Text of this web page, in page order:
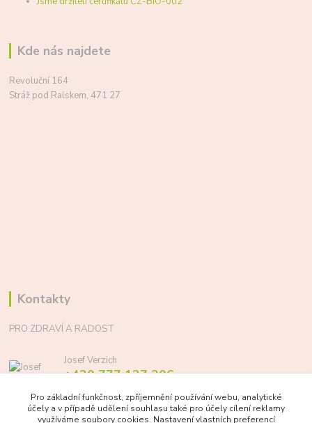
Kde nás najdete
Revoluční 164
Stráž pod Ralskem, 471 27
Kontakty
PRO ZDRAVÍ A RADOST
Josef Verzich
+420 777 137 206
info@prozdraviaradost.cz
Pro základní funkčnost, zpříjemnění používání webu, analytické
účely a v případě udělení souhlasu také pro účely cílení reklamy
využíváme soubory cookies. Nastavení vlastních preferencí